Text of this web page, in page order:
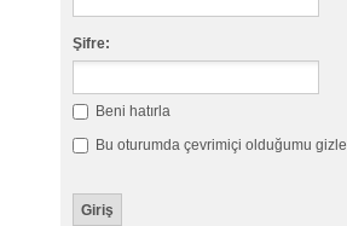
Şifre:
Beni hatırla
Bu oturumda çevrimiçi olduğumu gizle